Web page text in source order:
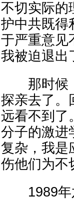
不切实际的
护中共既得
于严重意见
我被迫退出
那时候，
探亲去了。
远看不到了
分子的激进
复杂，我是
伤他们为不
1989年六